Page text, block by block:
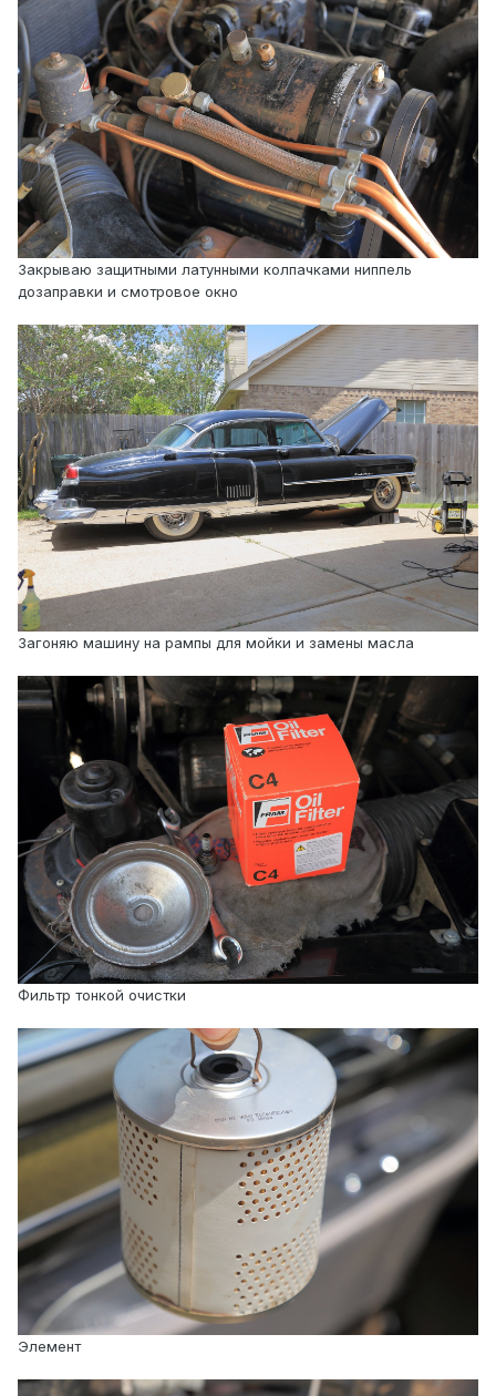
Закрываю защитными латунными колпачками ниппель
дозаправки и смотровое окно
Загоняю машину на рампы для мойки и замены масла
Фильтр тонкой очистки
Элемент